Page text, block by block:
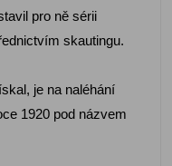
pro ně sérii
skautingu.
je na naléhání
1920 pod názvem